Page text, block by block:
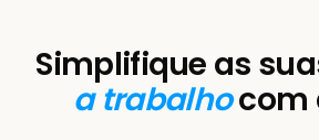
Simplifique as
a trabalhocom